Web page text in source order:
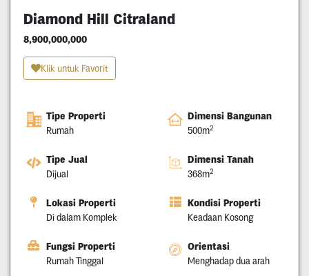
Diamond Hill Citraland
8,900,000,000
Klik untuk Favorit
Tipe Properti
Rumah
Dimensi Bangunan
500m2
Tipe Jual
Dijual
Dimensi Tanah
368m2
Lokasi Properti
Di dalam Komplek
Kondisi Properti
Keadaan Kosong
Fungsi Properti
Rumah Tinggal
Orientasi
Menghadap dua arah